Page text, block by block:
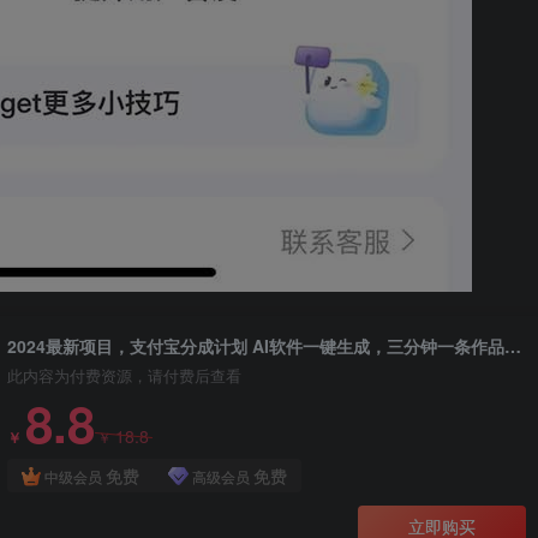
2024最新项目，支付宝分成计划 AI软件一键生成，三分钟一条作品，小白月…
此内容为付费资源，请付费后查看
￥ 8.8￥18.8
中级会员 免费 高级会员 免费
立即购买